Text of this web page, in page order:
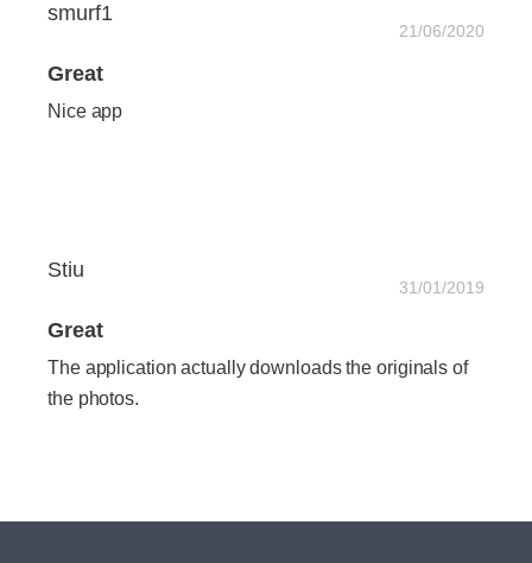
smurf1
21/06/2020
Great
Nice app
Stiu
31/01/2019
Great
The application actually downloads the originals of
the photos.